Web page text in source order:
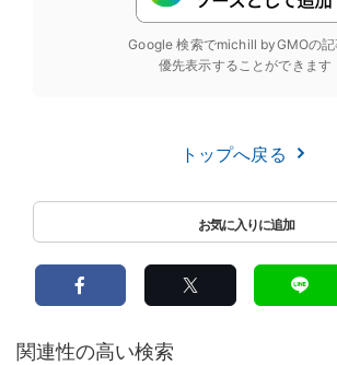
Google 検索でmichill byGMOの記
優先表示することができます
トップへ戻る